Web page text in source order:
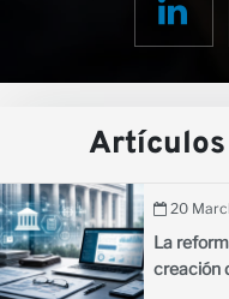
Artículos
20
La
creación